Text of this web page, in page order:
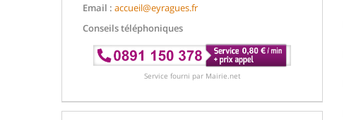
Email : accueil@eyragues.fr
Conseils téléphoniques
Service fourni par Mairie.net